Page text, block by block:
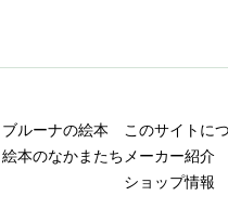
ブルーナの絵本
絵本のなかまたち
このサイトに
メーカー紹介
ショップ情報